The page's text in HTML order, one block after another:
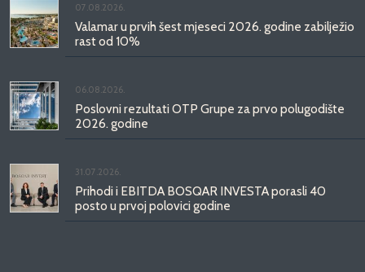
07.08.2026.
Valamar u prvih šest mjeseci 2026. godine zabilježio
rast od 10%
06.08.2026.
Poslovni rezultati OTP Grupe za prvo polugodište
2026. godine
31.07.2026.
Prihodi i EBITDA BOSQAR INVESTA porasli 40
posto u prvoj polovici godine